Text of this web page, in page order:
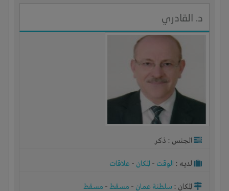
د. القادري
الجنس : ذكر
لديـه : الوقت - المكان - علاقات
المكان : سلطنة عمان - مسقط- مسقط